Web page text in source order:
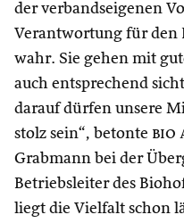
der verbandseigenen
Verantwortung für den
wahr. Sie gehen mit
auch entsprechend
darauf dürfen unsere
stolz sein“, betonte bio
Grabmann bei der
Betriebsleiter des
liegt die Vielfalt schon